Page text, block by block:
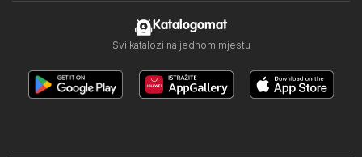
Katalogomat
Svi katalozi na jednom mjestu